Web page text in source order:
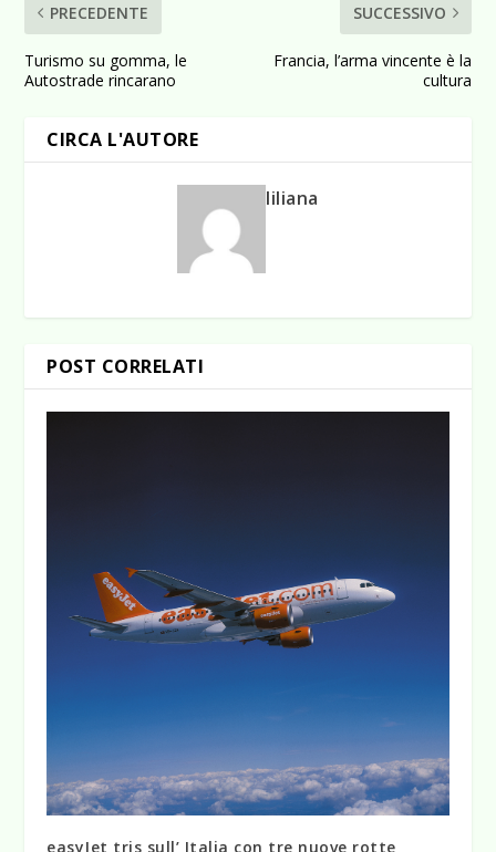
PRECEDENTE
Turismo su gomma, le
Autostrade rincarano
SUCCESSIVO
Francia, l’arma vincente è la
cultura
CIRCA L'AUTORE
liliana
POST CORRELATI
easyJet tris sull’ Italia con tre nuove rotte